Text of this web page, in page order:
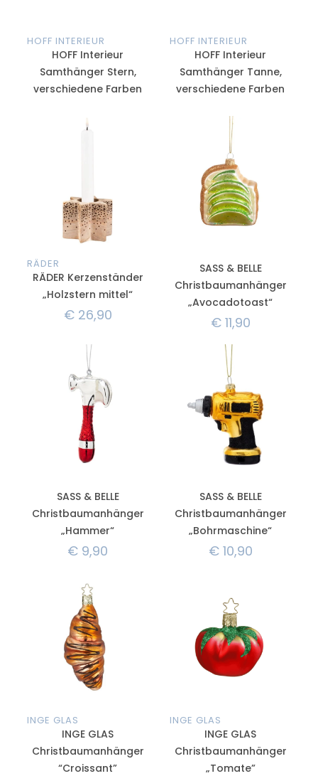
HOFF INTERIEUR
HOFF Interieur
Samthänger Stern,
verschiedene Farben
HOFF INTERIEUR
HOFF Interieur
Samthänger Tanne,
verschiedene Farben
RÄDER
RÄDER Kerzenständer
„Holzstern mittel“
€26,90
SASS & BELLE
Christbaumanhänger
„Avocadotoast“
€11,90
SASS & BELLE
Christbaumanhänger
„Hammer“
€ 9,90
SASS & BELLE
Christbaumanhänger
„Bohrmaschine“
€10,90
INGE GLAS
INGE GLAS
Christbaumanhänger
“Croissant”
INGE GLAS
INGE GLAS
Christbaumanhänger
„Tomate”